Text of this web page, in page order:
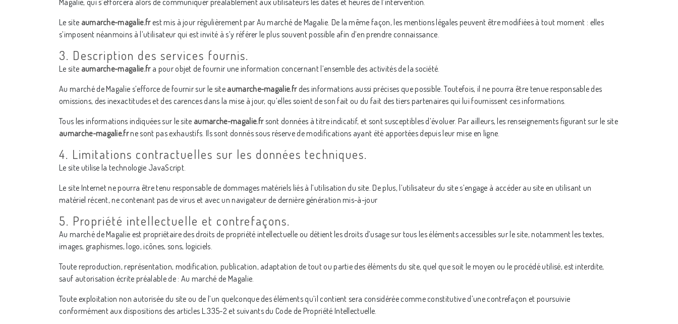
Magalie, qui s’efforcera alors de communiquer préalablement aux utilisateurs les dates et heures de l’intervention.
Le site aumarche-magalie.frest mis à jour régulièrement par Au marché de Magalie. De la même façon, les mentions légales peuvent être modifiées à tout moment : elles
s’imposent néanmoins à l’utilisateur qui est invité à s’y référer le plus souvent possible afin d’en prendre connaissance.
3. Description des services fournis.
Le site aumarche-magalie.fra pour objet de fournir une information concernant l’ensemble des activités de la société.
Au marché de Magalie s’efforce de fournir sur le site aumarche-magalie.frdes informations aussi précises que possible. Toutefois, il ne pourra être tenue responsable des
omissions, des inexactitudes et des carences dans la mise à jour, qu’elles soient de son fait ou du fait des tiers partenaires qui lui fournissent ces informations.
Tous les informations indiquées sur le site aumarche-magalie.frsont données à titre indicatif, et sont susceptibles d’évoluer. Par ailleurs, les renseignements figurant sur le site
aumarche-magalie.frne sont pas exhaustifs. Ils sont donnés sous réserve de modifications ayant été apportées depuis leur mise en ligne.
4. Limitations contractuelles sur les données techniques.
Le site utilise la technologie JavaScript.
Le site Internet ne pourra être tenu responsable de dommages matériels liés à l’utilisation du site. De plus, l’utilisateur du site s’engage à accéder au site en utilisant un
matériel récent, ne contenant pas de virus et avec un navigateur de dernière génération mis-à-jour
5. Propriété intellectuelle et contrefaçons.
Au marché de Magalie est propriétaire des droits de propriété intellectuelle ou détient les droits d’usage sur tous les éléments accessibles sur le site, notamment les textes,
images, graphismes, logo, icônes, sons, logiciels.
Toute reproduction, représentation, modification, publication, adaptation de tout ou partie des éléments du site, quel que soit le moyen ou le procédé utilisé, est interdite,
sauf autorisation écrite préalable de : Au marché de Magalie.
Toute exploitation non autorisée du site ou de l’un quelconque des éléments qu’il contient sera considérée comme constitutive d’une contrefaçon et poursuivie
conformément aux dispositions des articles L.335-2 et suivants du Code de Propriété Intellectuelle.